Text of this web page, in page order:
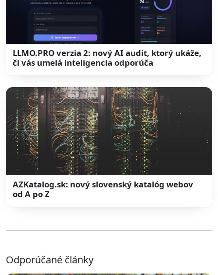
LLMO.PRO verzia 2: nový AI audit, ktorý ukáže,
či vás umelá inteligencia odporúča
AZKatalog.sk: nový slovenský katalóg webov
od A po Z
Odporúčané články